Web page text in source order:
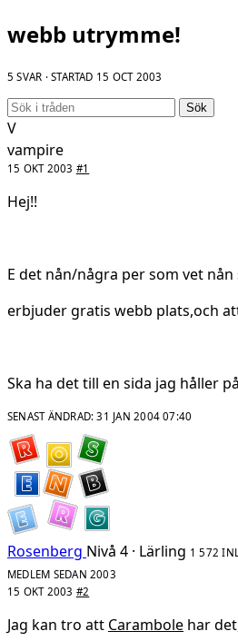
webb utrymme!
5 SVAR · STARTAD 15 OCT 2003
Sök
V
vampire
15 OKT 2003 #1
Hej!!
E det nån/några per som vet nån
erbjuder gratis webb plats,och
Ska ha det till en sida jag håller
SENAST ÄNDRAD:31 JAN 2004 07:40
Rosenberg Nivå 4 · Lärling 1 572
MEDLEM SEDAN 2003
15 OKT 2003 #2
Jag kan tro att Carambole har